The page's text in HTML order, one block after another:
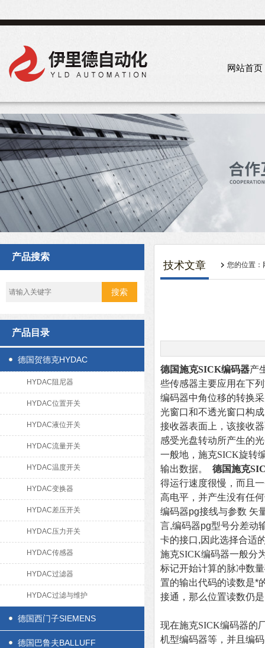
网站首页
产品搜索
产品目录
德国贺德克HYDAC
HYDAC阻尼器
HYDAC位置开关
HYDAC液位开关
HYDAC流量开关
HYDAC温度开关
HYDAC变换器
HYDAC差压开关
HYDAC压力开关
HYDAC传感器
HYDAC过滤器
HYDAC过滤与维护
德国西门子SIEMENS
德国巴鲁夫BALLUFF
技术文章 您的位置：
德国施克SICK编码器产
些传感器主要应用在下
编码器中角位移的转换
光窗口和不透光窗口构
接收器表面上，该接收
感受光盘转动所产生的
一般地， 施克SICK旋转
输出数据。 德国施克
得运行速度很慢，而且
高电平，并产生没有任
编码器pg接线与参数 矢
言,编码器pg型号分差动
卡的接口,因此选择合适
施克SICK编码器一般分
标记开始计算的脉冲数
置的输出代码的读数是*
接通，那么位置读数仍
现在施克SICK编码器的
机型编码器等，并且编